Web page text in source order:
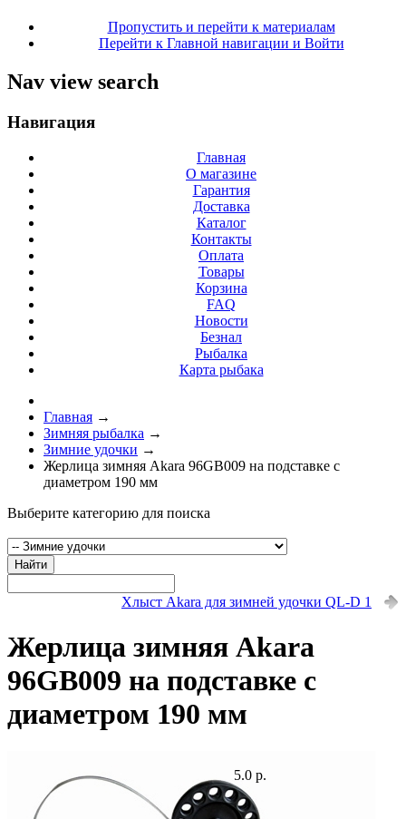
Пропустить и перейти к материалам
Перейти к Главной навигации и Войти
Nav view search
Навигация
Главная
О магазине
Гарантия
Доставка
Каталог
Контакты
Оплата
Товары
Корзина
FAQ
Новости
Безнал
Рыбалка
Карта рыбака
Главная →
Зимняя рыбалка →
Зимние удочки →
Жерлица зимняя Akara 96GB009 на подставке c
диаметром 190 мм
Выберите категорию для поиска
Найти
Хлыст Akara для зимней удочки QL-D 1
Жерлица зимняя Akara
96GB009 на подставке c
диаметром 190 мм
5.0 р.